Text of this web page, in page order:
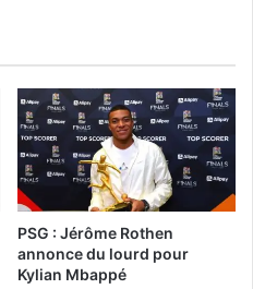
PSG : Jérôme Rothen
annonce du lourd pour
Kylian Mbappé